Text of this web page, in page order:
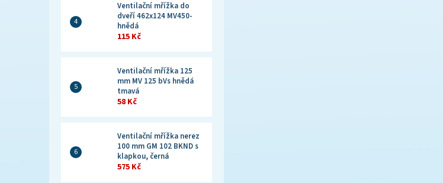
Ventilační mřížka do
dveří 462x124 MV450-
hnědá
115 Kč
Ventilační mřížka 125
mm MV 125 bVs hnědá
tmavá
58 Kč
Ventilační mřížka nerez
100 mm GM 102 BKND s
klapkou, černá
575 Kč